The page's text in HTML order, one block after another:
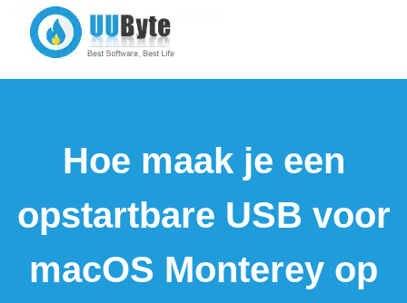
Hoe maak je een
opstartbare USB voor
macOS Monterey op